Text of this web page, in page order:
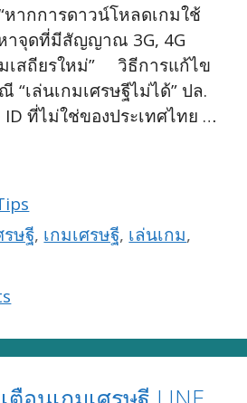
ากการดาวน์โหลดเกมใช้
าจุดที่มีสัญญาณ 3G, 4G
เสถียรใหม่” วิธีการแก้ไข
“เล่นเกมเศรษฐีไม่ได้” ปล.
ที่ไม่ใช่ของประเทศไทย …
รษฐี, เกมเศรษฐี, เล่นเกม,